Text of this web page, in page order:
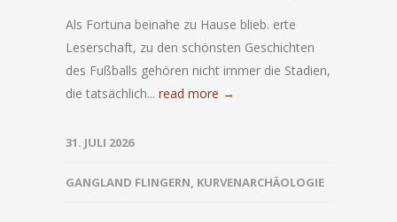
Als Fortuna beinahe zu Hause blieb. erte
Leserschaft, zu den schönsten Geschichten
des Fußballs gehören nicht immer die Stadien,
die tatsächlich... read more →
31. JULI 2026
GANGLAND FLINGERN, KURVENARCHÄOLOGIE